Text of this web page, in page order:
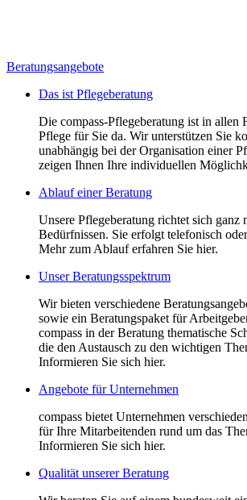
Beratungsangebote
Das ist Pflegeberatung
Die compass-Pflegeberatung ist in allen
Pflege für Sie da. Wir unterstützen Sie
unabhängig bei der Organisation einer
zeigen Ihnen Ihre individuellen
Ablauf einer Beratung
Unsere Pflegeberatung richtet sich ganz
Bedürfnissen. Sie erfolgt telefonisch
Mehr zum Ablauf erfahren Sie hier.
Unser Beratungsspektrum
Wir bieten verschiedene
sowie ein Beratungspaket für
compass in der Beratung thematische
die den Austausch zu den wichtigen
Informieren Sie sich hier.
Angebote für Unternehmen
compass bietet Unternehmen
für Ihre Mitarbeitenden rund um das
Informieren Sie sich hier.
Qualität unserer Beratung